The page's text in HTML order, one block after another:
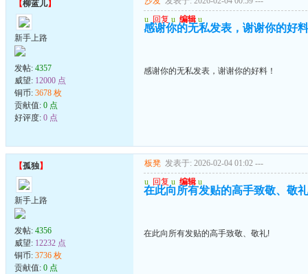
【柳蓝儿】
新手上路
发帖: 4357
威望: 12000 点
铜币: 3678 枚
贡献值: 0 点
好评度: 0 点
u 回复 u 编辑 u
感谢你的无私发表，谢谢你的好
感谢你的无私发表，谢谢你的好料！
【孤独】
新手上路
发帖: 4356
威望: 12232 点
铜币: 3736 枚
贡献值: 0 点
板凳 发表于: 2026-02-04 01:02 ---
u 回复 u 编辑 u
在此向所有发贴的高手致敬、敬
在此向所有发贴的高手致敬、敬礼!